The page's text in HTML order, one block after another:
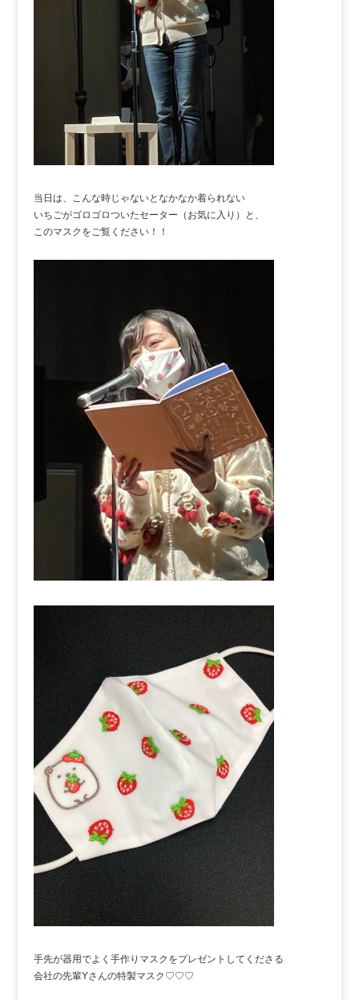
当日は、こんな時じゃないとなかなか着られない
いちごがゴロゴロついたセーター（お気に入り）と、
このマスクをご覧ください！！
手先が器用でよく手作りマスクをプレゼントしてくださる
会社の先輩Yさんの特製マスク♡♡♡